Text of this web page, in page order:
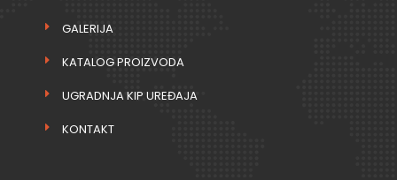
GALERIJA
KATALOG PROIZVODA
UGRADNJA KIP UREĐAJA
KONTAKT